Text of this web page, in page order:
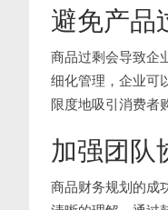
避免产品
商品过剩会导致企
细化管理，企业可
限度地吸引消费者
加强团队
商品财务规划的成